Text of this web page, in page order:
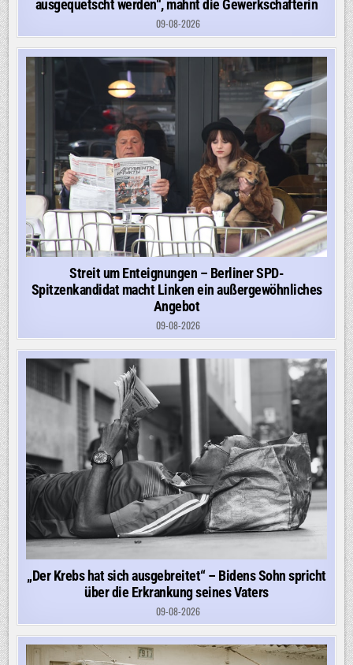
ausgequetscht werden“, mahnt die Gewerkschafterin
09-08-2026
Streit um Enteignungen – Berliner SPD-
Spitzenkandidat macht Linken ein außergewöhnliches
Angebot
09-08-2026
„Der Krebs hat sich ausgebreitet“ – Bidens Sohn spricht
über die Erkrankung seines Vaters
09-08-2026